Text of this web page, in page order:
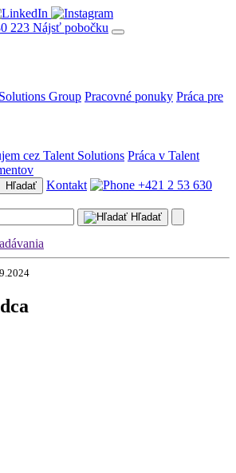
223 Nájsť pobočku
Group Pracovné ponuky Práca pre
cez Talent Solutions Práca v Talent
Hľadať Kontakt
+421 2 53 630
Hľadať